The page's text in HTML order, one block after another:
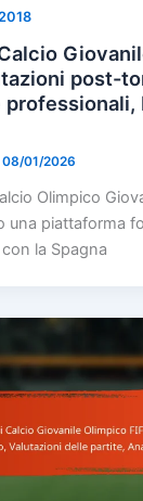
post-
08/01/2026
Olimpico
una piattaforma
la Spagna